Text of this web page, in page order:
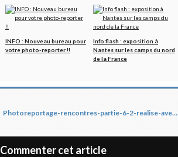
INFO : Nouveau bureau pour
votre photo-reporter !!
Info flash : exposition à
Nantes sur les camps du nord
de la France
Photoreportage-rencontres-partie-6-2-realise-avec-gsf
Commenter cet article